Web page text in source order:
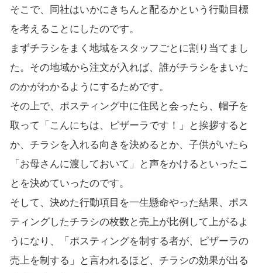
そこで、同社はいかにきちんと配るかという行動目標
を考えることにしたのです。
まずチラシをまく地域をスタッフごとに割り当てまし
た。その地域から注文が入れば、誰がチラシをまいた
のかがわかるようにするためです。
その上で、ポスティング中に住民と会ったら、帽子を
取って「こんにちは、ピザーラです！」と挨拶すると
か、チラシを入れる向きを決めるとか、子供がいたら
「お母さんに渡しておいて」と声をかけるといったこ
とを決めていったのです。
そして、決めた行動項目を一生懸命やった結果、ポス
ティングしたチラシの枚数と売上が比例して上がるよ
うになり、「ポスティングを制する者が、ピザーラの
売上を制する」と言われるほど、チラシの効果が出る